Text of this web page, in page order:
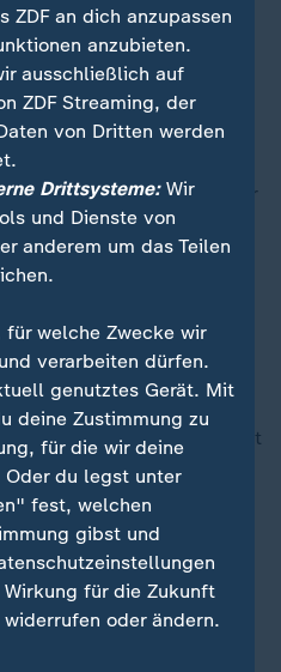
vom FC Bayern nach,
Jahr bei der Klub-WM
einem Zusammenstoß mit
so schwer das
aus dem letzten
28 Pässe, drei von vier
zehn von 19 Zweikämpfen.
legten Musiala und Wirtz
gegen Schottland (5:1)
sich mit ihren
"Wusiala", die mit fast
eine Ewigkeit, und
Neue bei Turnieren unter
Gerade auf
die Lorbeeren verdammt
ZDF an dich anzupassen
anzubieten.
ausschließlich auf
ZDF Streaming, der
von Dritten werden
Drittsysteme:Wir
und Dienste von
anderem um das Teilen
welche Zwecke wir
verarbeiten dürfen.
genutztes Gerät. Mit
deine Zustimmung zu
für die wir deine
du legst unter
fest, welchen
gibst und
für die Zukunft
oder ändern.